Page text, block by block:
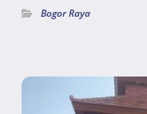
Bogor Raya